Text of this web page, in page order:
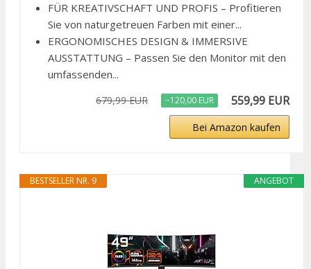
FÜR KREATIVSCHAFT UND PROFIS – Profitieren
Sie von naturgetreuen Farben mit einer...
ERGONOMISCHES DESIGN & IMMERSIVE
AUSSTATTUNG – Passen Sie den Monitor mit den
umfassenden...
679,99 EUR −120,00 EUR 559,99 EUR
Bei Amazon kaufen
ANGEBOT
BESTSELLER NR. 9